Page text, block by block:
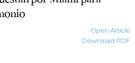
Open Article
Download PDF